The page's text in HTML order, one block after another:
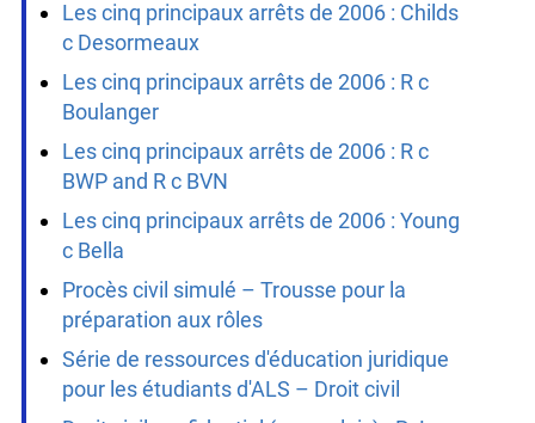
Ressources
Les cinq principaux arrêts de 2006
Les cinq principaux arrêts de 2006 : Childs
c Desormeaux
Les cinq principaux arrêts de 2006 : R c
Boulanger
Les cinq principaux arrêts de 2006 : R c
BWP and R c BVN
Les cinq principaux arrêts de 2006 : Young
c Bella
Procès civil simulé – Trousse pour la
préparation aux rôles